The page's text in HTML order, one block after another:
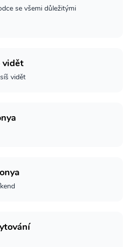
se všemi důležitými
vidět
vidět